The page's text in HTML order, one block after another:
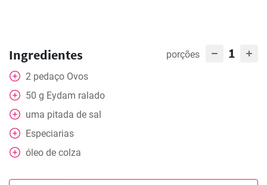
Ingredientes porções 1
2 pedaço Ovos
50 g Eydam ralado
uma pitada de sal
Especiarias
óleo de colza